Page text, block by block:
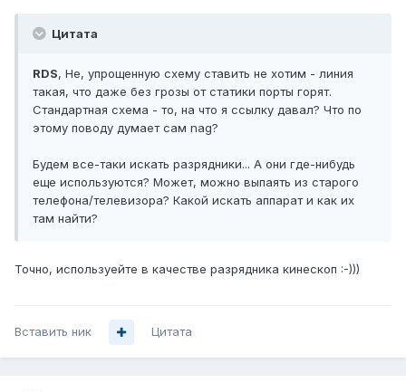
Цитата
RDS, Не, упрощенную схему ставить не хотим - линия
такая, что даже без грозы от статики порты горят.
Стандартная схема - то, на что я ссылку давал? Что по
этому поводу думает сам nag?
Будем все-таки искать разрядники... А они где-нибудь
еще используются? Может, можно выпаять из старого
телефона/телевизора? Какой искать аппарат и как их
там найти?
Точно, используейте в качестве разрядника кинескоп :-)))
Вставить ник Цитата